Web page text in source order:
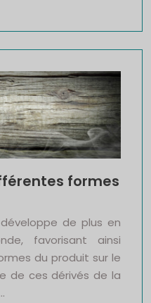
formes
de plus en
favorisant ainsi
du produit sur le
de ces dérivés de la